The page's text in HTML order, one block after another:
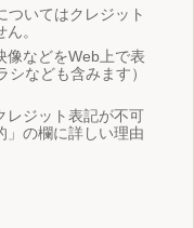
いてはクレジット
。
などをWeb上で表
なども含みます）
レジット表記が不可
」の欄に詳しい理由